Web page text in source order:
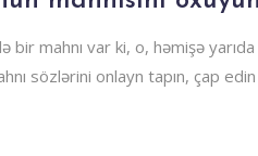
bir mahnı var ki, o, həmişə
sözlərini onlayn tapın, çap